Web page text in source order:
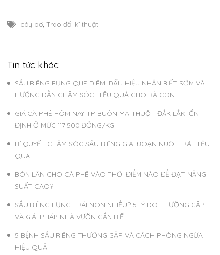
cây bơ, Trao đổi kĩ thuật
Tin tức khác:
SẦU RIÊNG RỤNG QUE DIÊM: DẤU HIỆU NHẬN BIẾT SỚM VÀ
HƯỚNG DẪN CHĂM SÓC HIỆU QUẢ CHO BÀ CON
GIÁ CÀ PHÊ HÔM NAY TP BUÔN MA THUỘT ĐẮK LẮK: ỔN
ĐỊNH Ở MỨC 117.500 ĐỒNG/KG
BÍ QUYẾT CHĂM SÓC SẦU RIÊNG GIAI ĐOẠN NUÔI TRÁI HIỆU
QUẢ
BÓN LÂN CHO CÀ PHÊ VÀO THỜI ĐIỂM NÀO ĐỂ ĐẠT NĂNG
SUẤT CAO?
SẦU RIÊNG RỤNG TRÁI NON NHIỀU? 5 LÝ DO THƯỜNG GẶP
VÀ GIẢI PHÁP NHÀ VƯỜN CẦN BIẾT
5 BỆNH SẦU RIÊNG THƯỜNG GẶP VÀ CÁCH PHÒNG NGỪA
HIỆU QUẢ